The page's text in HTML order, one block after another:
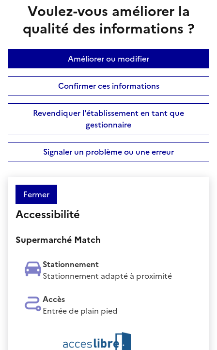
Voulez-vous améliorer la
qualité des informations ?
Améliorer ou modifier
Confirmer ces informations
Revendiquer l'établissement en tant que
gestionnaire
Signaler un problème ou une erreur
Fermer
Accessibilité
Supermarché Match
Stationnement
Stationnement adapté à proximité
Accès
Entrée de plain pied